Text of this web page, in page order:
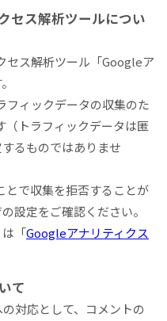
セス解析ツールについ
セス解析ツール「Googleア
フィックデータの収集のた
トラフィックデータは匿
るものではありませ
とで収集を拒否することが
設定をご確認ください。
「Googleアナリティクス
て
対応として、コメントの